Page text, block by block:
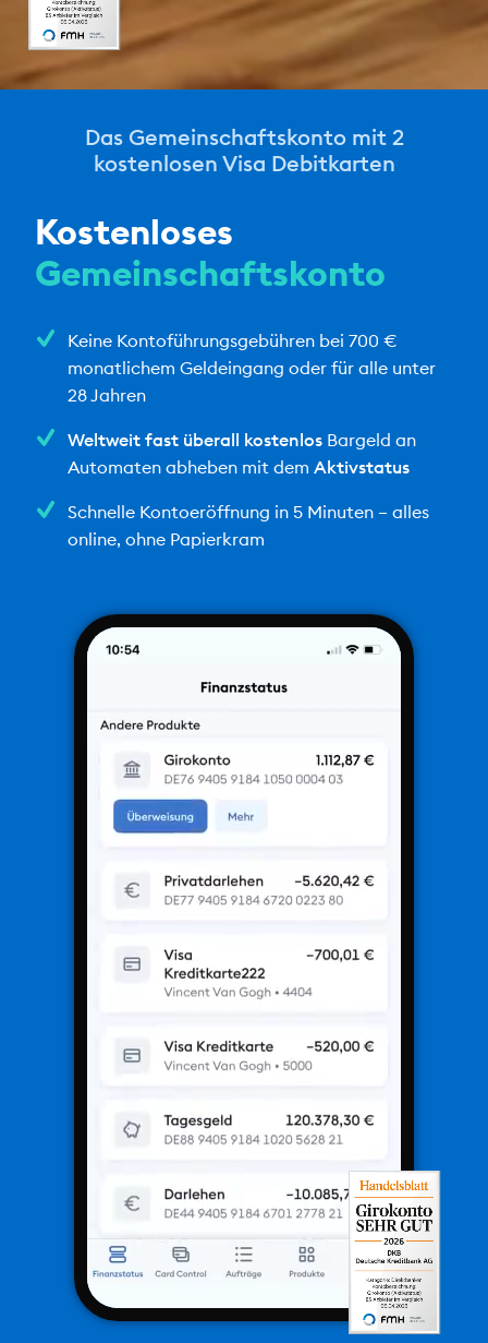
Das Gemeinschaftskonto mit 2
kostenlosen Visa Debitkarten
Kostenloses
Gemeinschaftskonto
Keine Kontoführungsgebühren bei 700 €
monatlichem Geldeingang oder für alle unter
28 Jahren
Weltweit fast überall kostenlosBargeld an
Automaten abheben mit dem Aktivstatus
Schnelle Kontoeröffnung in 5 Minuten – alles
online, ohne Papierkram